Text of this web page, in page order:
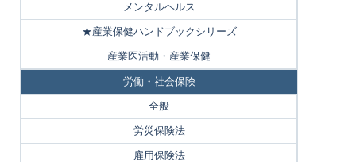
メンタルヘルス
★産業保健ハンドブックシリーズ
産業医活動・産業保健
労働・社会保険
全般
労災保険法
雇用保険法